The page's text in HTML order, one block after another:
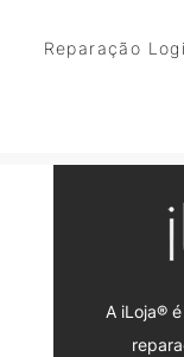
Reparação
A iLoja®